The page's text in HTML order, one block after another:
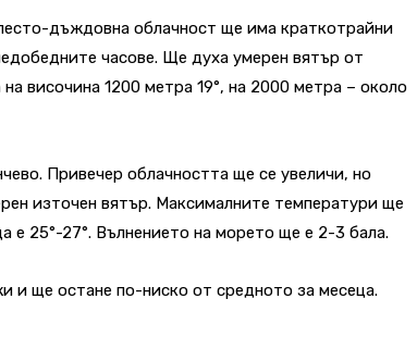
дъждовна облачност ще има краткотрайни
часове. Ще духа умерен вятър от
височина 1200 метра 19°, на 2000 метра – около
Привечер облачността ще се увеличи, но
източен вятър. Максималните температури ще
е 25°-27°. Вълнението на морето ще е 2-3 бала.
и ще остане по-ниско от средното за месеца.